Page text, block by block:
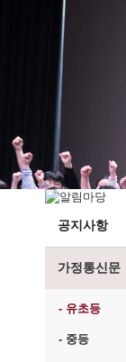
공지사항
가정통신문
- 유초등
- 중등